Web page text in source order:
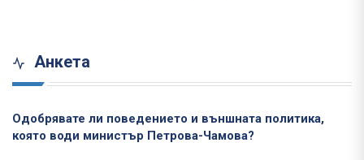
Анкета
Одобрявате ли поведението и външната политика,
която води министър Петрова-Чамова?